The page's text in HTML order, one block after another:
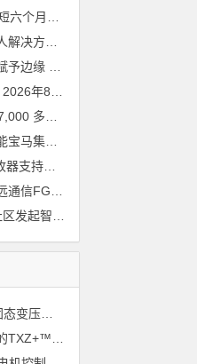
2026年8月6日
恩智浦Trimension超宽带技术赋能宝马集团Digital Key Plus及生命体存在检测功能
Vishay TSOP15300系列红外接收器支持所有主流遥控代码
大联大诠鼎集团携手Infineon以固态变压器重构配电效率新标杆